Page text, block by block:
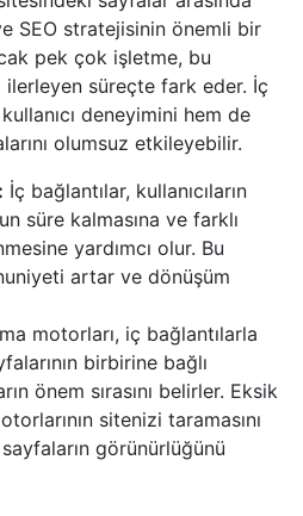
SEO stratejisinin önemli bir
pek çok işletme, bu
ilerleyen süreçte fark eder. İç
deneyimini hem de
olumsuz etkileyebilir.
İç bağlantılar, kullanıcıların
süre kalmasına ve farklı
yardımcı olur. Bu
artar ve dönüşüm
motorları, iç bağlantılarla
birbirine bağlı
önem sırasını belirler. Eksik
sitenizi taramasını
görünürlüğünü